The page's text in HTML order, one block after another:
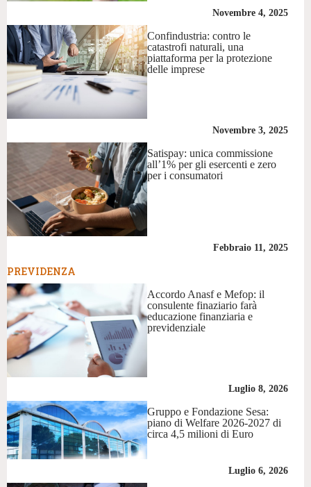
Novembre 4, 2025
Confindustria: contro le
catastrofi naturali, una
piattaforma per la protezione
delle imprese
Novembre 3, 2025
Satispay: unica commissione
all’1% per gli esercenti e zero
per i consumatori
Febbraio 11, 2025
PREVIDENZA
Accordo Anasf e Mefop: il
consulente finaziario farà
educazione finanziaria e
previdenziale
Luglio 8, 2026
Gruppo e Fondazione Sesa:
piano di Welfare 2026-2027 di
circa 4,5 milioni di Euro
Luglio 6, 2026